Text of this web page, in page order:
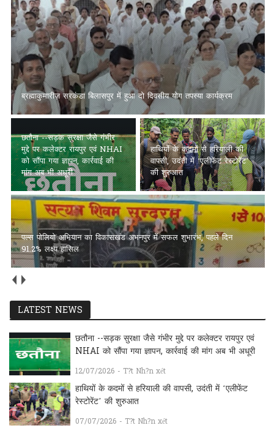
छतौना --सड़क सुरक्षा जैसे गंभीर मुद्दे पर कलेक्टर रायपुर एवं NHAI को सौंपा
गया ज्ञापन, कार्रवाई की मांग अब भी अधूरी
हाथियों के कदमों से हरियाली की
वापसी, उदंती में ‘एलीफेंट रेस्टोरेंट’
की शुरुआत
पल्स पोलियो अभियान का
विकासखंड अभनपुर में सफल
शुभारंभ, पहले दिन 91.2% लक्ष्य
हासिल
अच्छाईयों की अपनी ओरिजिनल स्टेट में वापस आएँ (भाग 2)
LATEST NEWS
छतौना --सड़क सुरक्षा जैसे गंभीर मुद्दे पर कलेक्टर रायपुर एवं
NHAI को सौंपा गया ज्ञापन, कार्रवाई की मांग अब भी अधूरी
12/07/2026 - T?t Nh?n xét
हाथियों के कदमों से हरियाली की वापसी, उदंती में ‘एलीफेंट
रेस्टोरेंट’ की शुरुआत
07/07/2026 - T?t Nh?n xét